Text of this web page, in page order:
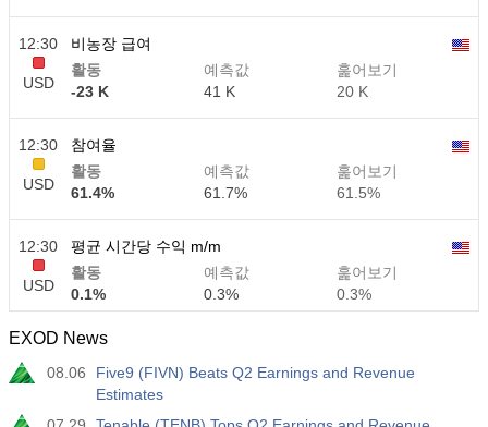
12:30
USD
비농장 급여
활동
-23 K
예측값
41 K
훑어보기
20 K
12:30
USD
참여율
활동
61.4%
예측값
61.7%
훑어보기
61.5%
12:30
USD
평균 시간당 수익 m/m
활동
0.1%
예측값
0.3%
훑어보기
0.3%
12:30
USD
평균 시간당 수익 y/y
활동
3.2%
예측값
훑어보기
EXOD News
08.06
Five9 (FIVN) Beats Q2 Earnings and Revenue
Estimates